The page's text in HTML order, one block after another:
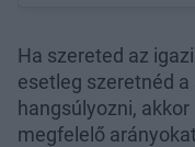
Ha szereted az
esetleg szeretnéd
hangsúlyozni,
megfelelő